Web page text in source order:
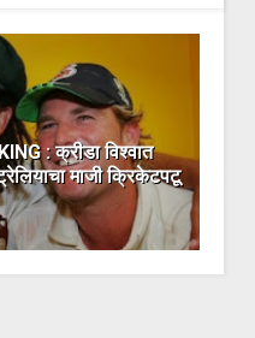
: क्रीडा विश्वात
माजी क्रिकेटपटू